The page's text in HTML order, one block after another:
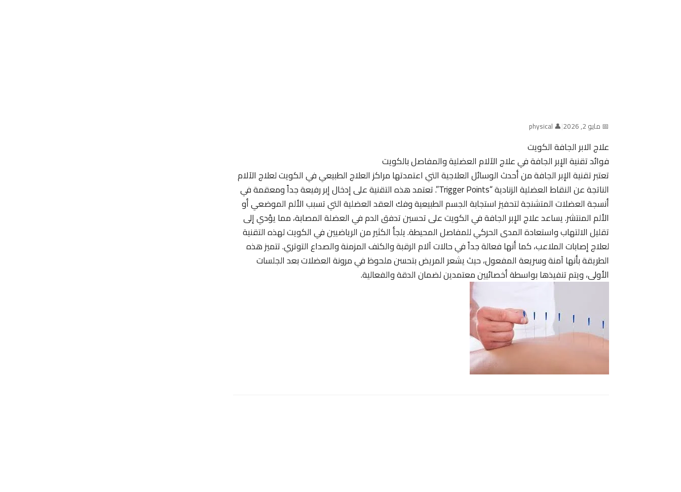
📅 مايو 2, 2026 |
👤 physical
علاج الابر الجافة الكويت
فوائد تقنية الإبر الجافة في علاج الآلام العضلية والمفاصل بالكويت
تعتبر تقنية الإبر الجافة من أحدث الوسائل العلاجية التي اعتمدتها مراكز العلاج الطبيعي في الكويت لعلاج الآلام
الناتجة عن النقاط العضلية الزنادية “Trigger Points”. تعتمد هذه التقنية على إدخال إبر رفيعة جداً ومعقمة في
أنسجة العضلات المتشنجة لتحفيز استجابة الجسم الطبيعية وفك العقد العضلية التي تسبب الألم الموضعي أو
الألم المنتشر. يساعد علاج الإبر الجافة في الكويت على تحسين تدفق الدم في العضلة المصابة، مما يؤدي إلى
تقليل الالتهاب واستعادة المدى الحركي للمفاصل المحيطة. يلجأ الكثير من الرياضيين في الكويت لهذه التقنية
لعلاج إصابات الملاعب، كما أنها فعالة جداً في حالات آلام الرقبة والكتف المزمنة والصداع التوتري. تتميز هذه
الطريقة بأنها آمنة وسريعة المفعول، حيث يشعر المريض بتحسن ملحوظ في مرونة العضلات بعد الجلسات
الأولى، ويتم تنفيذها بواسطة أخصائيين معتمدين لضمان الدقة والفعالية.